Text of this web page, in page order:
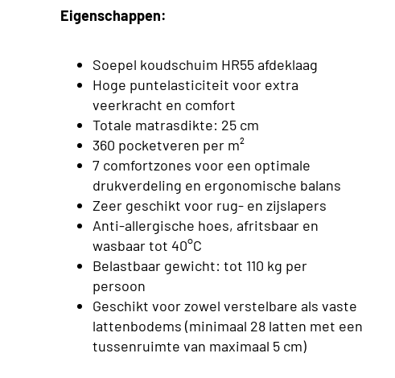
Eigenschappen:
Soepel koudschuim HR55 afdeklaag
Hoge puntelasticiteit voor extra
veerkracht en comfort
Totale matrasdikte: 25 cm
360 pocketveren per m²
7 comfortzones voor een optimale
drukverdeling en ergonomische balans
Zeer geschikt voor rug- en zijslapers
Anti-allergische hoes, afritsbaar en
wasbaar tot 40°C
Belastbaar gewicht: tot 110 kg per
persoon
Geschikt voor zowel verstelbare als vaste
lattenbodems (minimaal 28 latten met een
tussenruimte van maximaal 5 cm)